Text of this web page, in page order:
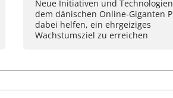
Neue Initiativen und
dem dänischen Online-Giganten
dabei helfen, ein ehrgeiziges
Wachstumsziel zu erreichen